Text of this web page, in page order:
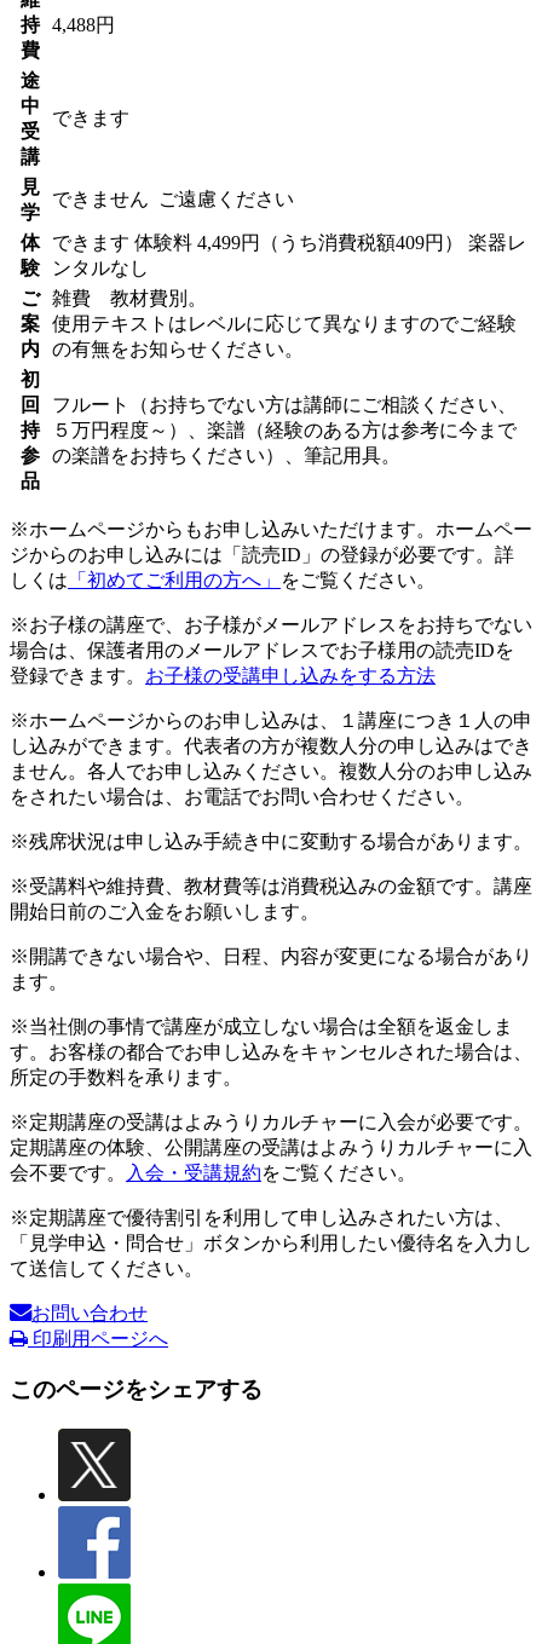
持
費
4,488円
途
中
受
講
できます
見
学
できません ご遠慮ください
体
験
できます 体験料 4,499円（うち消費税額409円） 楽器レ
ンタルなし
ご
案
内
雑費 教材費別。
使用テキストはレベルに応じて異なりますのでご経験
の有無をお知らせください。
初
回
持
参
品
フルート（お持ちでない方は講師にご相談ください、
５万円程度～）、楽譜（経験のある方は参考に今まで
の楽譜をお持ちください）、筆記用具。
※ホームページからもお申し込みいただけます。ホームペー
ジからのお申し込みには「読売ID」の登録が必要です。詳
しくは 「初めてご利用の方へ」 をご覧ください。
※お子様の講座で、お子様がメールアドレスをお持ちでない
場合は、保護者用のメールアドレスでお子様用の読売IDを
登録できます。 お子様の受講申し込みをする方法
※ホームページからのお申し込みは、１講座につき１人の申
し込みができます。代表者の方が複数人分の申し込みはでき
ません。各人でお申し込みください。複数人分のお申し込み
をされたい場合は、お電話でお問い合わせください。
※残席状況は申し込み手続き中に変動する場合があります。
※受講料や維持費、教材費等は消費税込みの金額です。講座
開始日前のご入金をお願いします。
※開講できない場合や、日程、内容が変更になる場合があり
ます。
※当社側の事情で講座が成立しない場合は全額を返金しま
す。お客様の都合でお申し込みをキャンセルされた場合は、
所定の手数料を承ります。
※定期講座の受講はよみうりカルチャーに入会が必要です。
定期講座の体験、公開講座の受講はよみうりカルチャーに入
会不要です。
入会・受講規約をご覧ください。
※定期講座で優待割引を利用して申し込みされたい方は、
「見学申込・問合せ」ボタンから利用したい優待名を入力し
て送信してください。
お問い合わせ
印刷用ページへ
このページをシェアする